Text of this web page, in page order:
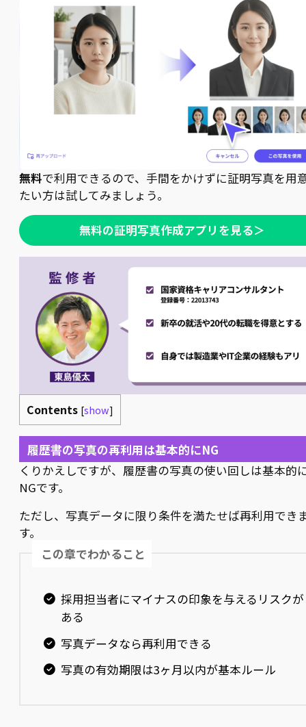
無料で利用できるので、手間をかけずに証明写真を用
たい方は試してみましょう。
無料の証明写真作成アプリを見る＞
Contents [show]
履歴書の写真の再利用は基本的にNG
くりかえしですが、履歴書の写真の使い回しは基本的
NGです。
ただし、写真データに限り条件を満たせば再利用でき
す。
この章でわかること
採用担当者にマイナスの印象を与えるリスクが
ある
写真データなら再利用できる
写真の有効期限は3ヶ月以内が基本ルール